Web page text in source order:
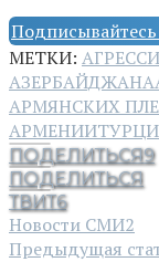
МЕТКИ:
АЗЕРБАЙДЖАНА
АРМЯНСКИХ
АРМЕНИИ
ПОДЕЛИТЬСЯ9
ПОДЕЛИТЬСЯ
ТВИТ6
Новости СМИ2
Предыдущая